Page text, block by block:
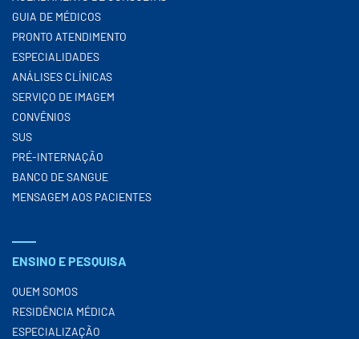
GUIA DE MÉDICOS
PRONTO ATENDIMENTO
ESPECIALIDADES
ANÁLISES CLÍNICAS
SERVIÇO DE IMAGEM
CONVÊNIOS
SUS
PRÉ-INTERNAÇÃO
BANCO DE SANGUE
MENSAGEM AOS PACIENTES
ENSINO E PESQUISA
QUEM SOMOS
RESIDÊNCIA MÉDICA
ESPECIALIZAÇÃO